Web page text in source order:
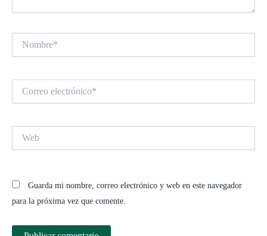
electrónico*
Guarda mi nombre, correo electrónico y web en este navegador
para la próxima vez que comente.